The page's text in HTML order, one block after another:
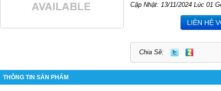
Cập Nhật: 13/11/2024 Lúc 01
LIÊN HỆ
Chia Sẽ:
THÔNG TIN SẢN PHẨM